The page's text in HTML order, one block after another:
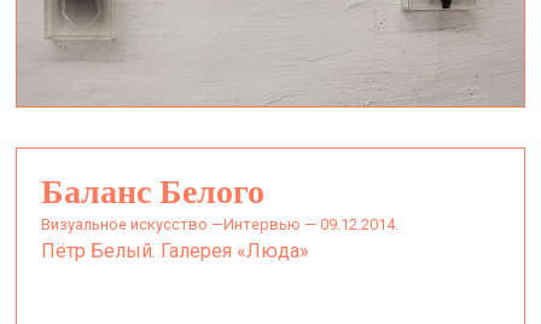
Баланс Белого
визуальное искусство —Интервью — 09.12.2014.
Пётр Белый. Галерея «Люда»